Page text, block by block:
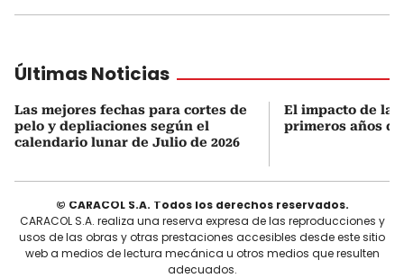
Últimas Noticias
Las mejores fechas para cortes de
pelo y depliaciones según el
calendario lunar de Julio de 2026
El impacto de
primeros años
© CARACOL S.A. Todos los derechos reservados.
CARACOL S.A. realiza una reserva expresa de las reproducciones y
usos de las obras y otras prestaciones accesibles desde este sitio
web a medios de lectura mecánica u otros medios que resulten
adecuados.